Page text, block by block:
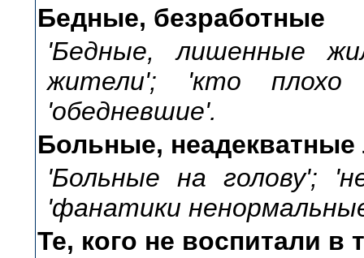
Бедные, безработные
'Бедные, лишенные
жители'; 'кто плохо
'обедневшие'.
Больные,
'Больные на голову';
'фанатики
Те, кого не воспитали в